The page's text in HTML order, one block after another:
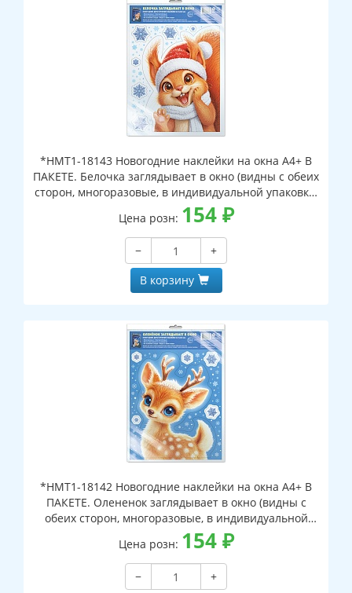
*НМТ1-18143 Новогодние наклейки на окна А4+ В
ПАКЕТЕ. Белочка заглядывает в окно (видны с обеих
сторон, многоразовые, в индивидуальной упаковке,
с европодвесом и клеевым клапаном)
Цена розн: 154₽
−
+
В корзину
*НМТ1-18142 Новогодние наклейки на окна А4+ В
ПАКЕТЕ. Олененок заглядывает в окно (видны с
обеих сторон, многоразовые, в индивидуальной
упаковке, с европодвесом и клеевым клапаном)
Цена розн: 154₽
−
+